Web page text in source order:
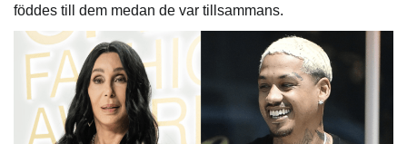
föddes till dem medan de var tillsammans.